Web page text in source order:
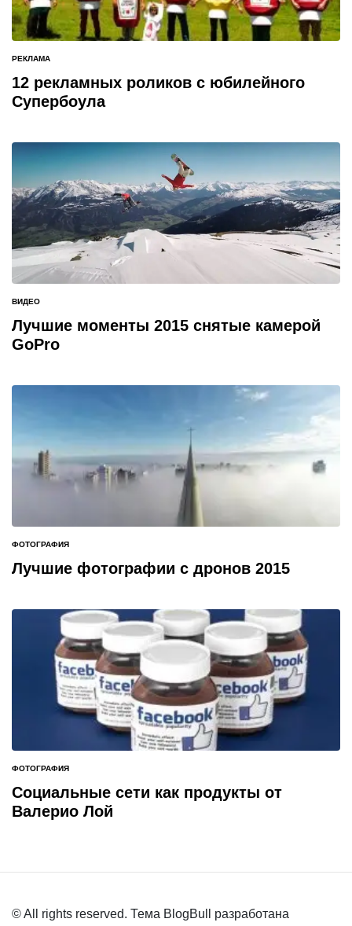
ОПУБЛИКОВАНО
В
РЕКЛАМА
12 рекламных роликов с юбилейного
Супербоула
ОПУБЛИКОВАНО
В
ВИДЕО
Лучшие моменты 2015 снятые камерой
GoPro
ОПУБЛИКОВАНО
В
ФОТОГРАФИЯ
Лучшие фотографии с дронов 2015
ОПУБЛИКОВАНО
В
ФОТОГРАФИЯ
Социальные сети как продукты от
Валерио Лой
© All rights reserved. Тема BlogBull разработана